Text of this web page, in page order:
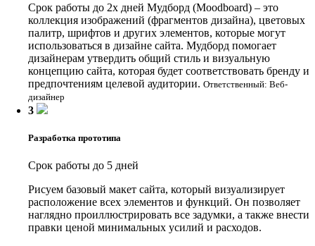
Срок работы до 2х дней Мудборд (Moodboard) – это
коллекция изображений (фрагментов дизайна), цветовых
палитр, шрифтов и других элементов, которые могут
использоваться в дизайне сайта. Мудборд помогает
дизайнерам утвердить общий стиль и визуальную
концепцию сайта, которая будет соответствовать бренду и
предпочтениям целевой аудитории. Ответственный: Веб-
дизайнер
3
Разработка прототипа
Срок работы до 5 дней
Рисуем базовый макет сайта, который визуализирует
расположение всех элементов и функций. Он позволяет
наглядно проиллюстрировать все задумки, а также внести
правки ценой минимальных усилий и расходов.